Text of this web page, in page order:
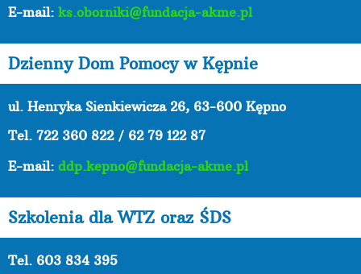
E-mail: ks.oborniki@fundacja-akme.pl
Dzienny Dom Pomocy w Kępnie
ul. Henryka Sienkiewicza 26, 63-600 Kępno
Tel. 722 360 822 / 62 79 122 87
E-mail: ddp.kepno@fundacja-akme.pl
Szkolenia dla WTZ oraz ŚDS
Tel. 603 834 395